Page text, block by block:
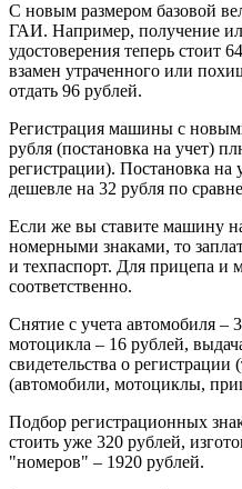
С новым размером базовой
ГАИ. Например, получение
удостоверения теперь стоит
взамен утраченного или
отдать 96 рублей.
Регистрация машины с
рубля (постановка на учет)
регистрации). Постановка
дешевле на 32 рубля по
Если же вы ставите машину
номерными знаками, то
и техпаспорт. Для прицепа и
соответственно.
Снятие с учета автомобиля –
мотоцикла – 16 рублей,
свидетельства о регистрации
(автомобили, мотоциклы,
Подбор регистрационных
стоить уже 320 рублей,
"номеров" – 1920 рублей.